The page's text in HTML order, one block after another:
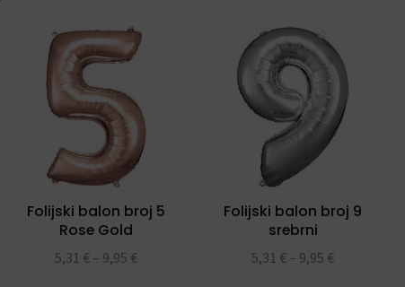
Folijski balon broj 5
Rose Gold
5,31 € – 9,95 €
Folijski balon broj 9
srebrni
5,31 € – 9,95 €